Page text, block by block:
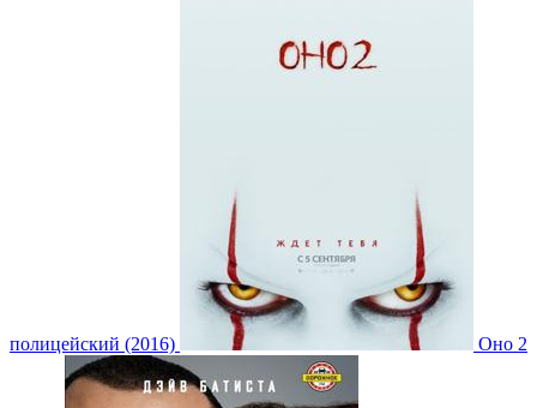
полицейский (2016) Оно 2